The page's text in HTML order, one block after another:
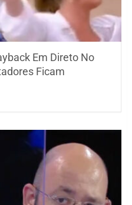
Em Direto No
Ficam